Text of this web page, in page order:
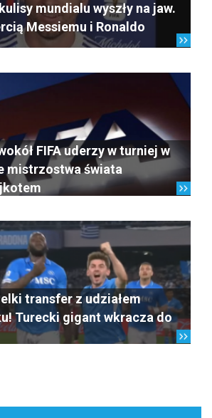
mundialu wyszły na jaw.
Messiemu i Ronaldo
FIFA uderzy w turniej w
mistrzostwa świata
transfer z udziałem
Turecki gigant wkracza do